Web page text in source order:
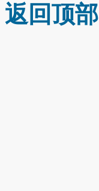
返回顶部